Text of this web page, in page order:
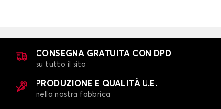
CONSEGNA GRATUITA CON DPD
su tutto il sito
PRODUZIONE E QUALITÀ U.E.
nella nostra fabbrica